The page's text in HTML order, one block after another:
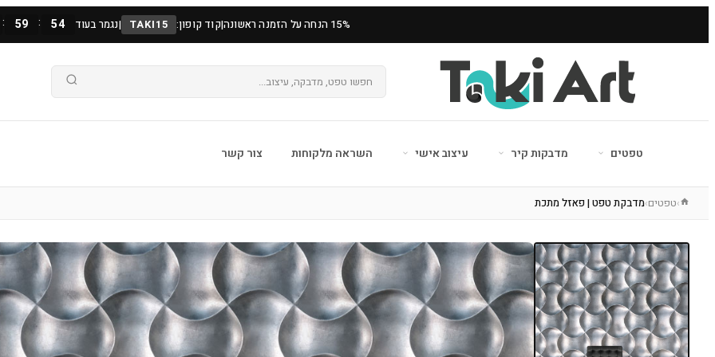
15% הנחה על הזמנה ראשונה |קוד קופון: TAKI15
|נגמר בעוד : 59 : 52
טפטים מדבקות קיר עיצוב אישי השראה מלקוחות צור קשר
›טפטים›מדבקת טפט | פאזל מתכת